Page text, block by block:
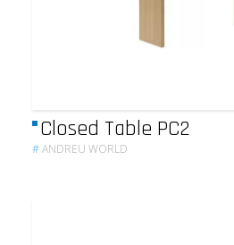
Closed Table PC2
#ANDREU WORLD